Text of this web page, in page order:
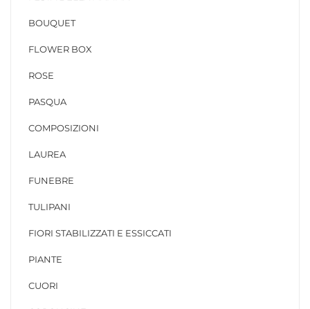
BOUQUET
FLOWER BOX
ROSE
PASQUA
COMPOSIZIONI
LAUREA
FUNEBRE
TULIPANI
FIORI STABILIZZATI E ESSICCATI
PIANTE
CUORI